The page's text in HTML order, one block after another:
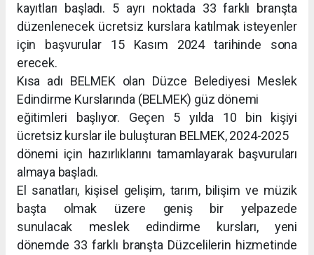
kayıtları başladı. 5 ayrı noktada 33 farklı branşta
düzenlenecek ücretsiz kurslara katılmak isteyenler
için başvurular 15 Kasım 2024 tarihinde sona
erecek.
Kısa adı BELMEK olan Düzce Belediyesi Meslek
Edindirme Kurslarında (BELMEK) güz dönemi
eğitimleri başlıyor. Geçen 5 yılda 10 bin kişiyi
ücretsiz kurslar ile buluşturan BELMEK, 2024-2025
dönemi için hazırlıklarını tamamlayarak başvuruları
almaya başladı.
El sanatları, kişisel gelişim, tarım, bilişim ve müzik
başta olmak üzere geniş bir yelpazede
sunulacak meslek edindirme kursları, yeni
dönemde 33 farklı branşta Düzcelilerin hizmetinde